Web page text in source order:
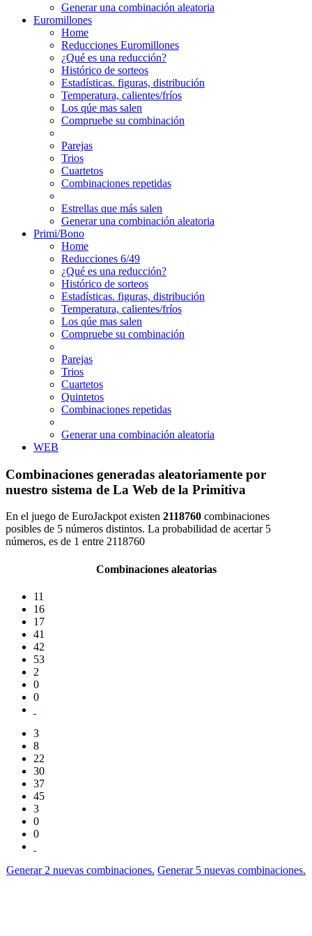
Generar una combinación aleatoria
Euromillones
Home
Reducciones Euromillones
¿Qué es una reducción?
Histórico de sorteos
Estadísticas. figuras, distribución
Temperatura, calientes/fríos
Los qúe mas salen
Compruebe su combinación
Parejas
Trios
Cuartetos
Combinaciones repetidas
Estrellas que más salen
Generar una combinación aleatoria
Primi/Bono
Home
Reducciones 6/49
¿Qué es una reducción?
Histórico de sorteos
Estadísticas. figuras, distribución
Temperatura, calientes/fríos
Los qúe mas salen
Compruebe su combinación
Parejas
Trios
Cuartetos
Quintetos
Combinaciones repetidas
Generar una combinación aleatoria
WEB
Combinaciones generadas aleatoriamente por
nuestro sistema de La Web de la Primitiva
En el juego de EuroJackpot existen 2118760 combinaciones
posibles de 5 números distintos. La probabilidad de acertar 5
números, es de 1 entre 2118760
Combinaciones aleatorias
11
16
17
41
42
53
2
0
0
3
8
22
30
37
45
3
0
0
Generar 2 nuevas combinaciones. Generar 5 nuevas combinaciones.